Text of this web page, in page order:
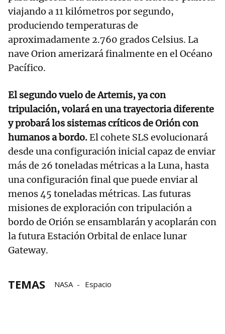
viajando a 11 kilómetros por segundo,
produciendo temperaturas de
aproximadamente 2.760 grados Celsius. La
nave Orion amerizará finalmente en el Océano
Pacífico.
El segundo vuelo de Artemis, ya con
tripulación, volará en una trayectoria diferente
y probará los sistemas críticos de Orión con
humanos a bordo.El cohete SLS evolucionará
desde una configuración inicial capaz de enviar
más de 26 toneladas métricas a la Luna, hasta
una configuración final que puede enviar al
menos 45 toneladas métricas. Las futuras
misiones de exploración con tripulación a
bordo de Orión se ensamblarán y acoplarán con
la futura Estación Orbital de enlace lunar
Gateway.
TEMAS NASA Espacio